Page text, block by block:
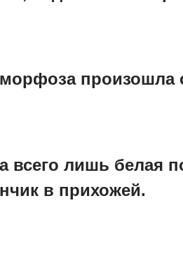
произошла
всего лишь белая
в прихожей.